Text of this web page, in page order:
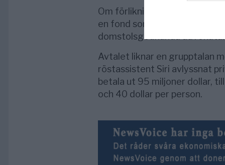
Om förlikningen godkänns
en fond som kommer att
domstolsgodkända
Avtalet liknar en grupptalan
röstassistent Siri avlyssnat
betala ut 95 miljoner dollar,
och 40 dollar per person.